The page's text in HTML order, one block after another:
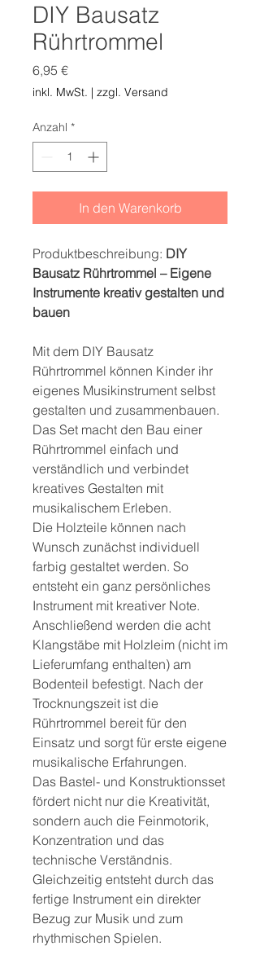
DIY Bausatz
Rührtrommel
6,95 €Preis
inkl. MwSt. | zzgl. Versand
Anzahl *
In den Warenkorb
Produktbeschreibung: DIY
Bausatz Rührtrommel – Eigene
Instrumente kreativ gestalten und
bauen
Mit dem DIY Bausatz
Rührtrommel können Kinder ihr
eigenes Musikinstrument selbst
gestalten und zusammenbauen.
Das Set macht den Bau einer
Rührtrommel einfach und
verständlich und verbindet
kreatives Gestalten mit
musikalischem Erleben.
Die Holzteile können nach
Wunsch zunächst individuell
farbig gestaltet werden. So
entsteht ein ganz persönliches
Instrument mit kreativer Note.
Anschließend werden die acht
Klangstäbe mit Holzleim (nicht im
Lieferumfang enthalten) am
Bodenteil befestigt. Nach der
Trocknungszeit ist die
Rührtrommel bereit für den
Einsatz und sorgt für erste eigene
musikalische Erfahrungen.
Das Bastel- und Konstruktionsset
fördert nicht nur die Kreativität,
sondern auch die Feinmotorik,
Konzentration und das
technische Verständnis.
Gleichzeitig entsteht durch das
fertige Instrument ein direkter
Bezug zur Musik und zum
rhythmischen Spielen.